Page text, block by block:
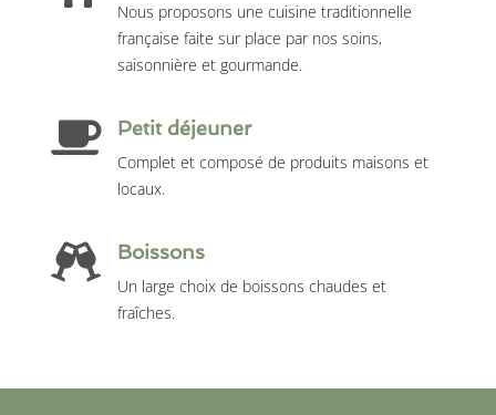
Nous proposons une cuisine traditionnelle
française faite sur place par nos soins,
saisonnière et gourmande.
Petit déjeuner
Complet et composé de produits maisons et
locaux.
Boissons
Un large choix de boissons chaudes et
fraîches.